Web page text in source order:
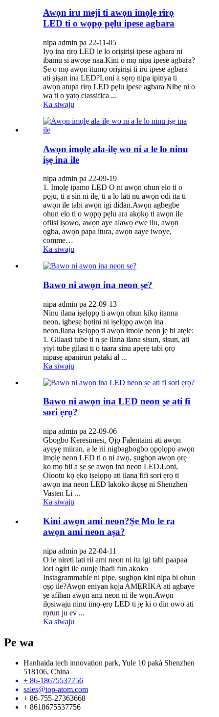
Awọn iru meji ti awọn imọlẹ rirọ
LED ti o wọpọ pẹlu ipese agbara
nipa admin pa 22-11-05
Iyọ ina rirọ LED le lo oriṣiriṣi ipese agbara ni
ibamu si awoṣe naa.Kini o mọ nipa ipese agbara?
Ṣe o mọ awọn itumọ oriṣiriṣi ti iru ipese agbara
ati ṣiṣan ina LED?Loni a sọrọ nipa ipinya ti
awọn atupa rirọ LED pẹlu ipese agbara Nibẹ ni o
wa ti o yatọ classifica ...
Ka siwaju
Awọn imọlẹ ala-ilẹ wo ni a le lo ninu
iṣẹ ina ile
nipa admin pa 22-09-19
1. Imọlẹ ipamo LED O ni awọn ohun elo ti o
pọju, ti a sin ni ilẹ, ti a lo lati nu awọn odi ita ti
awọn ile tabi awọn igi didan.Awọn agbegbe
ohun elo ti o wọpọ pẹlu ara akọkọ ti awọn ile
ọfiisi iṣowo, awọn aye alawọ ewe ilu, awọn
ọgba, awọn papa itura, awọn aaye iwoye,
comme…
Ka siwaju
Bawo ni awọn ina neon ṣe?
nipa admin pa 22-09-13
Ninu ilana iṣelọpọ ti awọn ohun kikọ itanna
neon, igbesẹ bọtini ni iṣelọpọ awọn ina
neon.Ilana iṣelọpọ ti awọn imole neon jẹ bi atẹle:
1. Gilaasi tube ti n ṣe ilana ilana sisun, sisun, ati
yiyi tube gilasi ti o taara sinu apẹrẹ tabi ọrọ
nipasẹ apanirun pataki al ...
Ka siwaju
Bawo ni awọn ina LED neon ṣe ati fi
sori ẹrọ?
nipa admin pa 22-09-06
Gbogbo Keresimesi, Ọjọ Falentaini ati awọn
ayẹyẹ miiran, a le rii nigbagbogbo ọpọlọpọ awọn
imọlẹ neon LED ti o ni awọ, ṣugbọn awọn ọrẹ
ko mọ bii a ṣe ṣe awọn ina neon LED.Loni,
Olootu kọ ẹkọ iṣelọpọ ati ilana fifi sori ẹrọ ti
awọn ina neon LED lakoko ikọṣẹ ni Shenzhen
Vasten Li ...
Ka siwaju
Kini awọn ami neon?Ṣe Mo le ra
awọn ami neon aṣa?
nipa admin pa 22-04-11
O le nireti lati rii ami neon ni ita igi tabi paapaa
lori ogiri ile ounjẹ ibadi fun akoko
Instagrammable ni pipe, ṣugbọn kini nipa bi ohun
ọṣọ ile?Awọn eniyan kọja AMẸRIKA ati agbaye
ṣe afihan awọn ami neon ni ile wọn.Awọn
ilọsiwaju ninu imọ-ẹrọ LED ti jẹ ki o din owo ati
rọrun ju ev ...
Ka siwaju
Pe wa
Hanhaida tech innovation park, Yule 10 pakà Shenzhen
518106, China
+ 86-18675537756
sales@top-atom.com
+ 86-755-27363668
+ 8618675537756